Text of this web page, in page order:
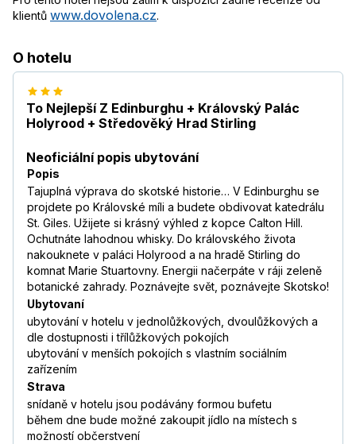
klientů www.dovolena.cz.
O hotelu
To Nejlepší Z Edinburghu + Královský Palác
Holyrood + Středověký Hrad Stirling
Neoficiální popis ubytování
Popis
Tajuplná výprava do skotské historie… V Edinburghu se
projdete po Královské míli a budete obdivovat katedrálu
St. Giles. Užijete si krásný výhled z kopce Calton Hill.
Ochutnáte lahodnou whisky. Do královského života
nakouknete v paláci Holyrood a na hradě Stirling do
komnat Marie Stuartovny. Energii načerpáte v ráji zeleně
botanické zahrady. Poznávejte svět, poznávejte Skotsko!
Ubytovaní
ubytování v hotelu v jednolůžkových, dvoulůžkových a
dle dostupnosti i třílůžkových pokojích
ubytování v menších pokojích s vlastním sociálním
zařízením
Strava
snídaně v hotelu jsou podávány formou bufetu
během dne bude možné zakoupit jídlo na místech s
možností občerstvení